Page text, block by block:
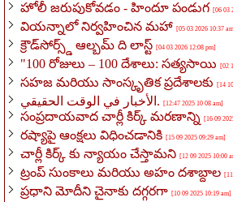
హోలీ జరుపుకోవడం - హిందూ పండుగ [06 03
వియన్నాలో నిర్వహించిన మహా [05 03 2026 10:37
క్రౌడ్‌సోర్స్డ్ ఆల్బమ్ ది లాస్ట్ [04 03 2026 12:08 pm]
"100 రోజులు – 100 దేశాలు: సత్యసాయి [02
సహజ మరియు సాంస్కృతిక ప్రదేశాలకు [14
الأخبار في الوقت الحقيقي. [08 10 2025 12:47 am]
సంప్రదాయవాద చార్లీ కిర్క్ మరణాన్ని [16 09
రష్యాపై ఆంక్షలు విధించడానికి [15 09 2025 09:29 am]
చార్లీ కిర్క్ కు న్యాయం చేస్తామని [12 09 2025 10:00
ట్రంప్ సుంకాలు మరియు అహం దశాబ్దాల
ప్రధాని మోదీని చైనాకు దగ్గరగా [10 09 2025 10:19 am]